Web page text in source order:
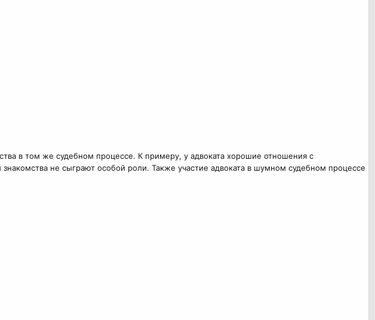
в том же судебном процессе. К примеру, у адвоката хорошие отношения с
не сыграют особой роли. Также участие адвоката в шумном судебном процессе